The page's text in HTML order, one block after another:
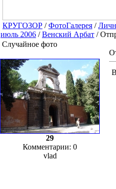
КРУГОЗОР /ФотоГалерея /
июль 2006 /Венский Арбат /
Случайное фото
29
Комментарии: 0
vlad